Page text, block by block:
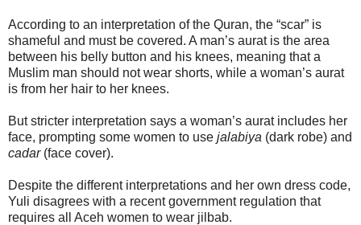
According to an interpretation of the Quran, the “scar” is
shameful and must be covered. A man’s aurat is the area
between his belly button and his knees, meaning that a
Muslim man should not wear shorts, while a woman’s aurat
is from her hair to her knees.
But stricter interpretation says a woman’s aurat includes her
face, prompting some women to use jalabiya (dark robe) and
cadar(face cover).
Despite the different interpretations and her own dress code,
Yuli disagrees with a recent government regulation that
requires all Aceh women to wear jilbab.